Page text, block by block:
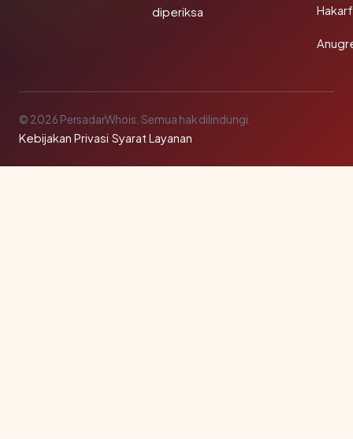
diperiksa
© 2026 PersadarWhois. Semua hak dilindungi.
Kebijakan Privasi·Syarat Layanan